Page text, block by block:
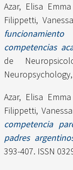
Azar, Elisa Emma
Filippetti, Vanessa
competencias
de
Neuropsychology,
Azar, Elisa Emma
Filippetti, Vanessa
competencia
padres
393-407. ISSN